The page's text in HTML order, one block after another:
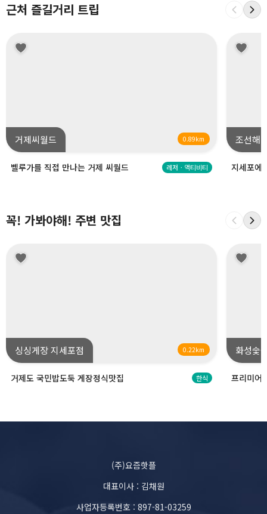
근처 즐길거리 트립
거제씨월드 0.89km
벨루가를 직접 만나는 거제 씨월드 레저ㆍ액티비티
조선해
지세포에
꼭! 가봐야해! 주변 맛집
싱싱게장 지세포점 0.22km
거제도 국민밥도둑 게장정식맛집 한식
화성숯
프리미어
(주)요즘핫플
대표이사 : 김채원
사업자등록번호 : 897-81-03259